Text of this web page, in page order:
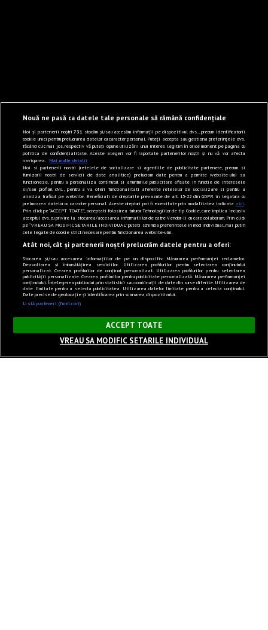
×
Nouă ne pasă ca datele tale personale să rămână confidențiale
Noi și partenerii noștri731 stocăm și/sau accesăm informații pe dispozitivul dvs., precum identificatorii
cookie unici pentru prelucrarea datelor cu caracter personal. Puteți accepta sau gestiona preferințele dvs.
făcând clic mai jos, respectiv vă puteți opune utilizării unui interes legitim în orice moment pe pagina cu
politica de confidențialitate. Aceste alegeri vor fi raportate partenerilor noștri și nu vă vor afecta
navigarea. Mai multe detalii
Noi si partenerii nostri (retelele de socializare si agentiile de publicitate partenere, precum si
furnizorii nostri de servicii de date analitice) prelucram date pentru a permite website-ului sa
functioneze, pentru a personaliza continutul si anunturile publicitare afisate in functie de interesele
si/sau profilul dvs., pentru a va oferi functionalitati aferente retelelor de socializare si pentru a
analiza traficul pe website. Beneficiati de drepturile prevazute de art. 15-22 din GDPR in legatura cu
prelucrarea datelor cu caracter personal. Aceste drepturi pot fi exercitate prin modalitatea indicata aici.
Prin click pe “ACCEPT TOATE”, acceptati folosirea tuturor Tehnologiilor de tip Cookie, care implica inclusiv
acceptul dvs. cu privire la stocarea/accesarea informatiilor de catre Vendor-ii cu care colaboram. Prin click
pe “VREAU SA MODIFIC SETARILE INDIVIDUAL” puteti schimba preferintele in mod individual, mai putin
cele legate de cookie strict necesare pentru functionarea website-ului.
Atât noi, cât și partenerii noștri prelucrăm datele pentru a oferi:
Stocarea și/sau accesarea informațiilor de pe un dispozitiv. Măsurarea performanței reclamelor.
Dezvoltarea și îmbunătățirea serviciilor. Utilizarea profilurilor pentru selectarea conținutului
personalizat. Crearea profilurilor de conținut personalizat. Utilizarea profilurilor pentru selectarea
publicității personalizate. Crearea profilurilor pentru publicitate personalizată. Măsurarea performanței
conținutului. Înțelegerea publicului prin statistici sau combinații de date din surse diferite. Utilizarea de
date limitate pentru a selecta publicitatea. Utilizarea datelor limitate pentru a selecta conținutul.
Date precise de geolocație și identificarea prin scanarea dispozitivului.
Listă parteneri (furnizori)
ACCEPT TOATE
VREAU SA MODIFIC SETARILE INDIVIDUAL